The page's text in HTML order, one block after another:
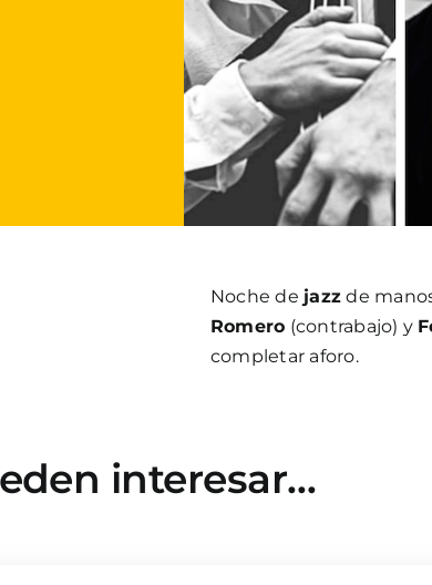
Noche de jazz de
Romero (contrabajo) y
completar aforo.
interesar…